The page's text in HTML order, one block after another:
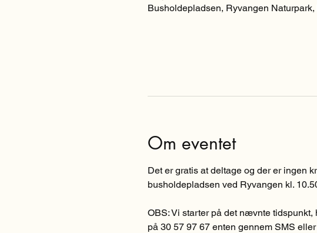
Busholdepladsen, Ryvangen
Om eventet
Det er gratis at deltage og der er ingen
busholdepladsen ved Ryvangen kl.
OBS: Vi starter på det nævnte
på 30 57 97 67 enten gennem SMS